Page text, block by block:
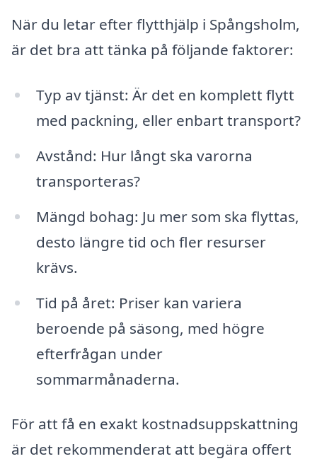
När du letar efter flytthjälp i Spångsholm,
är det bra att tänka på följande faktorer:
Typ av tjänst: Är det en komplett flytt
med packning, eller enbart transport?
Avstånd: Hur långt ska varorna
transporteras?
Mängd bohag: Ju mer som ska flyttas,
desto längre tid och fler resurser
krävs.
Tid på året: Priser kan variera
beroende på säsong, med högre
efterfrågan under
sommarmånaderna.
För att få en exakt kostnadsuppskattning
är det rekommenderat att begära offert